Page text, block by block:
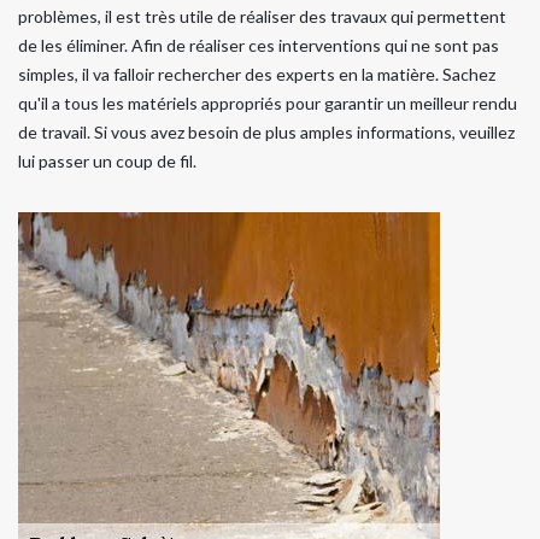
problèmes, il est très utile de réaliser des travaux qui permettent
de les éliminer. Afin de réaliser ces interventions qui ne sont pas
simples, il va falloir rechercher des experts en la matière. Sachez
qu'il a tous les matériels appropriés pour garantir un meilleur rendu
de travail. Si vous avez besoin de plus amples informations, veuillez
lui passer un coup de fil.